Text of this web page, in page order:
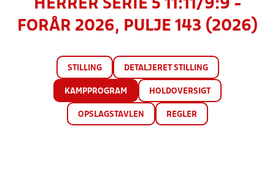
HERRER SERIE 5 11:11/9:9 -
FORÅR 2026, PULJE 143 (2026)
STILLING DETALJERET STILLING
KAMPPROGRAM HOLDOVERSIGT
OPSLAGSTAVLEN REGLER